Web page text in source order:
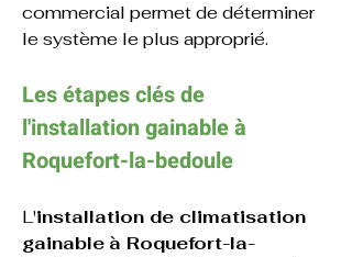
commercial permet de déterminer
le système le plus approprié.
Les étapes clés de
l'installation gainable à
Roquefort-la-bedoule
L'installation de climatisation
gainable à Roquefort-la-